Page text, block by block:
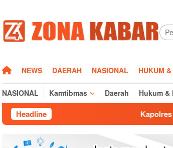
HOMENEWS DAERAH NASIONAL HUKUM
NASIONAL Kamtibmas Daerah Hukum &
Headline Kapolres Majalengka Hadiri